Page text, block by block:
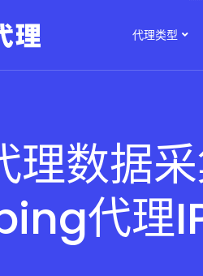
代理类型
理数据
代理